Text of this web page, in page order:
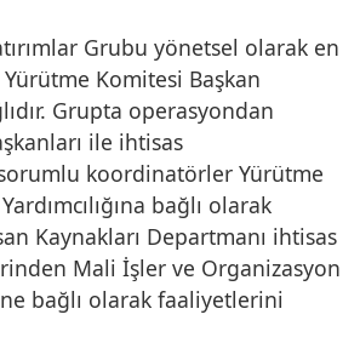
Grubu yönetsel olarak en
Komitesi Başkan
Grupta operasyondan
ile ihtisas
koordinatörler Yürütme
bağlı olarak
Kaynakları Departmanı ihtisas
Mali İşler ve Organizasyon
bağlı olarak faaliyetlerini